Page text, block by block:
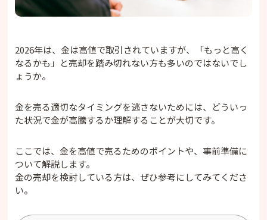
2026年は、金は高値で取引されていますが、「もっと高く
なるかも」と売却を踏み切れない方も多いのではないでし
ょうか。
金を売る適切なタイミングを逃さないためには、どういっ
た状況で金が高騰するか理解することが大切です。
ここでは、金を高値で売るためのポイントや、事前準備に
ついて解説します。
金の売却を検討している方は、ぜひ参考にしてみてくださ
い。